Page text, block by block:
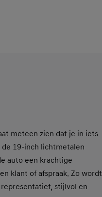
meteen zien dat je in iets
19-inch lichtmetalen
auto een krachtige
klant of afspraak. Zo wordt
stijlvol en